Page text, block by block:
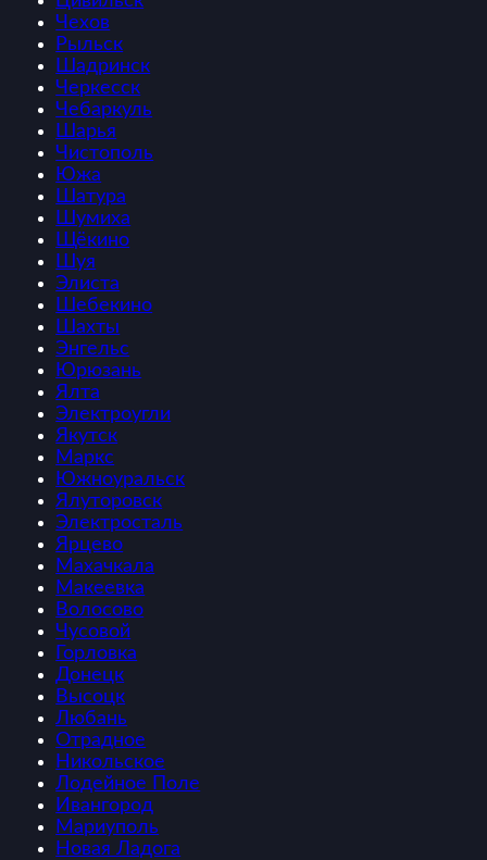
Чехов
Рыльск
Шадринск
Черкесск
Чебаркуль
Шарья
Чистополь
Южа
Шатура
Шумиха
Щёкино
Шуя
Элиста
Шебекино
Шахты
Энгельс
Юрюзань
Ялта
Электроугли
Якутск
Маркс
Южноуральск
Ялуторовск
Электросталь
Ярцево
Махачкала
Макеевка
Волосово
Чусовой
Горловка
Донецк
Высоцк
Любань
Отрадное
Никольское
Лодейное Поле
Ивангород
Мариуполь
Новая Ладога